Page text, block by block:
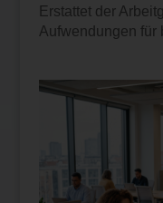
Erstattet der
Aufwendungen für